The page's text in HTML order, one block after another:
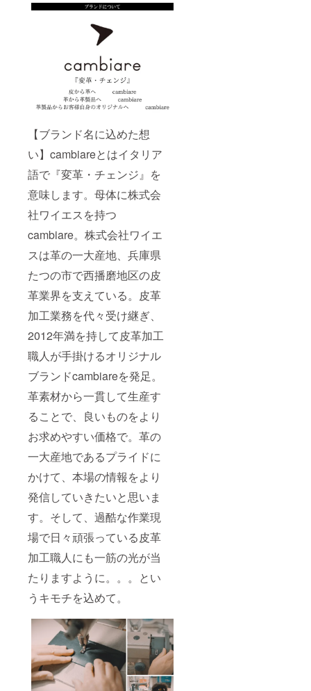
【ブランド名に込めた想
い】cambiareとはイタリア
語で『変革・チェンジ』を
意味します。母体に株式会
社ワイエスを持つ
cambiare。株式会社ワイエ
スは革の一大産地、兵庫県
たつの市で西播磨地区の皮
革業界を支えている。皮革
加工業務を代々受け継ぎ、
2012年満を持して皮革加工
職人が手掛けるオリジナル
ブランドcambiareを発足。
革素材から一貫して生産す
ることで、良いものをより
お求めやすい価格で。革の
一大産地であるプライドに
かけて、本場の情報をより
発信していきたいと思いま
す。そして、過酷な作業現
場で日々頑張っている皮革
加工職人にも一筋の光が当
たりますように。。。とい
うキモチを込めて。